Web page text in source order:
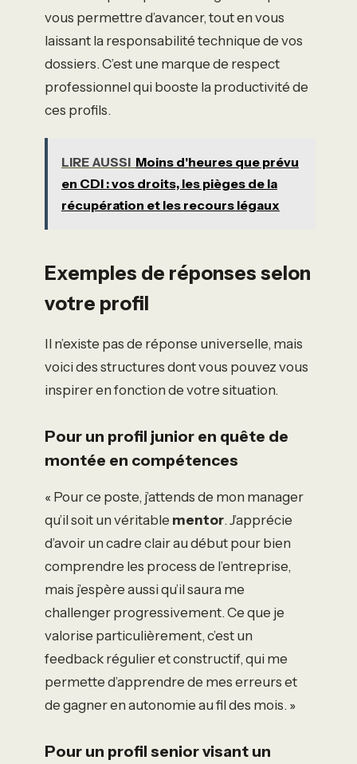
vous permettre d’avancer, tout en vous
laissant la responsabilité technique de vos
dossiers. C’est une marque de respect
professionnel qui booste la productivité de
ces profils.
LIRE AUSSI Moins d'heures que prévu
en CDI : vos droits, les pièges de la
récupération et les recours légaux
Exemples de réponses selon
votre profil
Il n’existe pas de réponse universelle, mais
voici des structures dont vous pouvez vous
inspirer en fonction de votre situation.
Pour un profil junior en quête de
montée en compétences
« Pour ce poste, j’attends de mon manager
qu’il soit un véritable mentor. J’apprécie
d’avoir un cadre clair au début pour bien
comprendre les process de l’entreprise,
mais j’espère aussi qu’il saura me
challenger progressivement. Ce que je
valorise particulièrement, c’est un
feedback régulier et constructif, qui me
permette d’apprendre de mes erreurs et
de gagner en autonomie au fil des mois. »
Pour un profil senior visant un